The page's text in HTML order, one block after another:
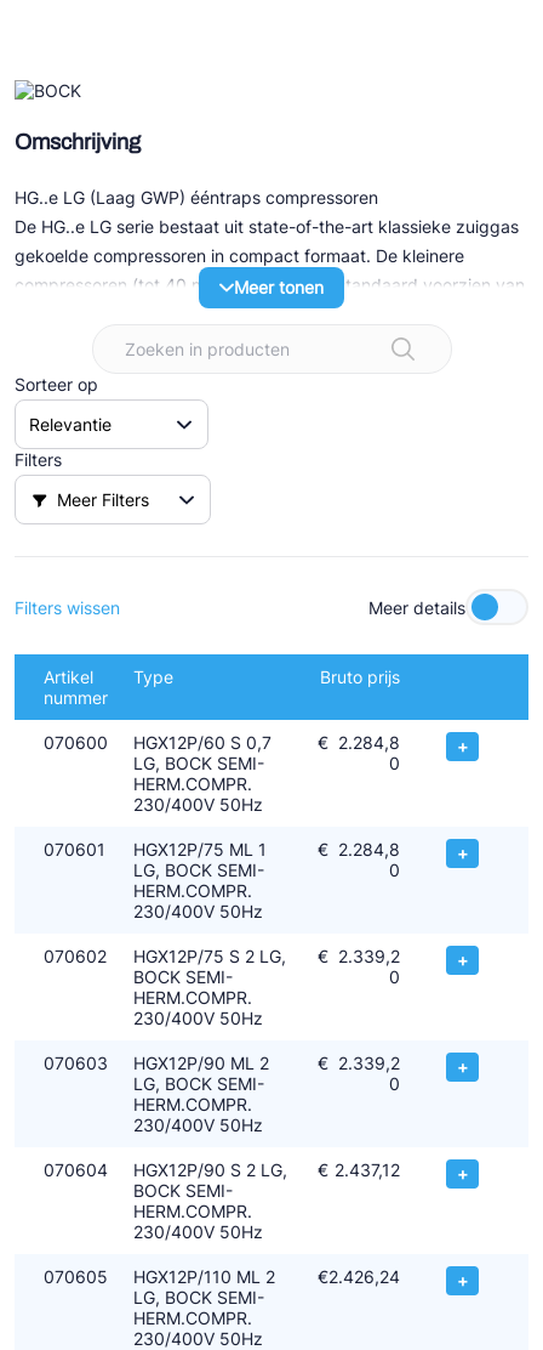
Omschrijving
HG..e LG (Laag GWP) ééntraps compressoren
De HG..e LG serie bestaat uit state-of-the-art klassieke zuiggas
gekoelde compressoren in compact formaat. De kleinere
compressoren (tot 40 m3/h – 60Hz) zijn standaard voorzien van
een 230/400V 50Hz 3-fasen elektromotor. De grotere modellen
(v.a. 41 m3/h – 50Hz) hebben allen een 3x400V 50Hz part
Speciale eigenschappen:
- Speciale afdichtingen voor gebruik van zowel HFO – als HFC
koudemiddelen
- Elektronische motorbeveiliging voor aansluiting in externe
BOCKlub E85 worden gebruikt
- Onderhoudsvriendelijk door o.a. gemakkelijk te verwisselen
motor
- Een oliepomp, derhalve zeer geschikt voor toerenregeling met
een frequentie omvormer
Geschikt voor zowel HFO (A2L) - als chloorvrije HFC
koudemiddelen (A1)
Meer tonen
Filters
Meer Filters
Sorteer op
Filters wissen Meer details
Artikel
nummer
Type Bruto prijs
070600
HGX12P/60 S 0,7
LG, BOCK SEMI-
HERM.COMPR.
230/400V 50Hz
€ 2.284,8
0
+
070601
HGX12P/75 ML 1
LG, BOCK SEMI-
HERM.COMPR.
230/400V 50Hz
€ 2.284,8
0
+
070602
HGX12P/75 S 2 LG,
BOCK SEMI-
HERM.COMPR.
230/400V 50Hz
€ 2.339,2
0
+
070603
HGX12P/90 ML 2
LG, BOCK SEMI-
HERM.COMPR.
230/400V 50Hz
€ 2.339,2
0
+
070604
HGX12P/90 S 2 LG,
BOCK SEMI-
HERM.COMPR.
230/400V 50Hz
€ 2.437,12 +
070605
HGX12P/110 ML 2
LG, BOCK SEMI-
HERM.COMPR.
230/400V 50Hz
€2.426,24 +